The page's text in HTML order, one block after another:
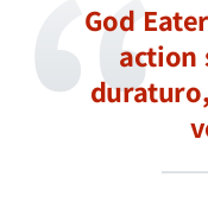
God
action